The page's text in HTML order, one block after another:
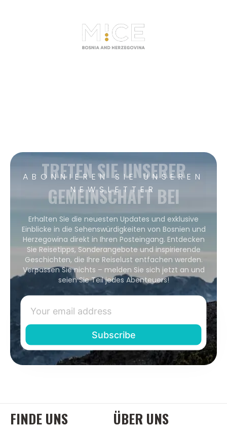
ABONNIEREN SIE UNSEREN
NEWSLETTER
TRETEN SIE UNSERER
GEMEINSCHAFT BEI
Erhalten Sie die neuesten Updates und exklusive
Einblicke in die Sehenswürdigkeiten von Bosnien und
Herzegowina direkt in Ihren Posteingang. Entdecken
Sie Reisetipps, Sonderangebote und inspirierende
Geschichten, die Ihre Reiselust entfachen werden.
Verpassen Sie nichts – melden Sie sich jetzt an und
seien Sie Teil jedes Abenteuers!
FINDE UNS ÜBER UNS